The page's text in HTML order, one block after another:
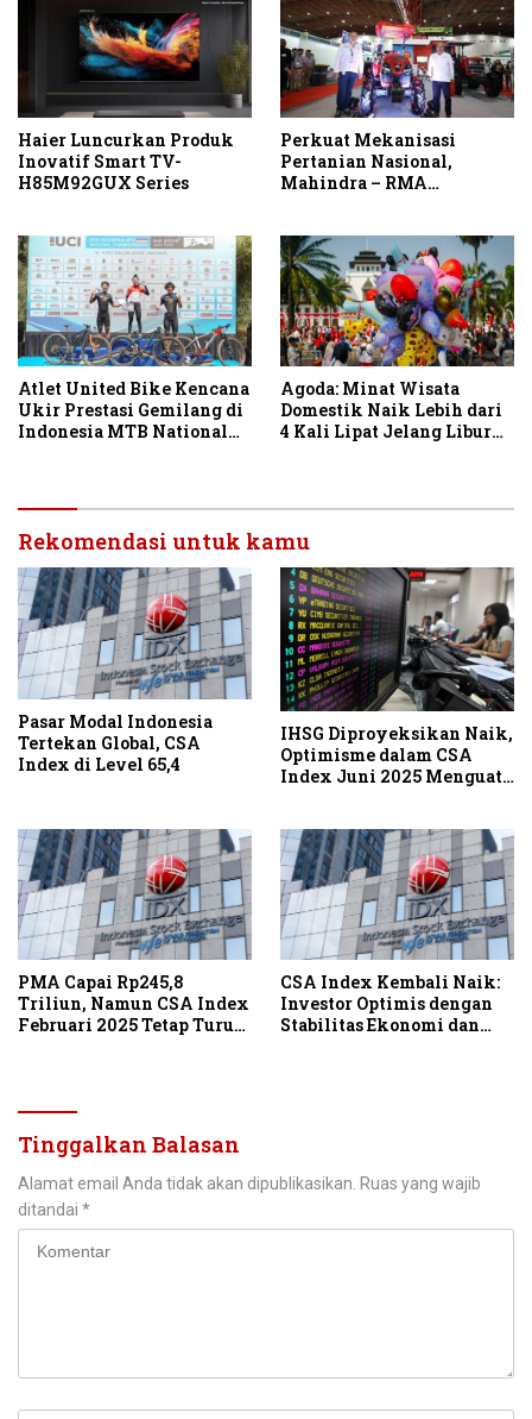
Haier Luncurkan Produk
Inovatif Smart TV-
H85M92GUX Series
Perkuat Mekanisasi
Pertanian Nasional,
Mahindra – RMA
Tingkatkan Produktivitas
Petani Indonesia
Atlet United Bike Kencana
Ukir Prestasi Gemilang di
Indonesia MTB National
Agoda: Minat Wisata
Domestik Naik Lebih dari
4 Kali Lipat Jelang Libur
Rekomendasi untuk kamu
Pasar Modal Indonesia
Tertekan Global, CSA
Index di Level 65,4
IHSG Diproyeksikan Naik,
Optimisme dalam CSA
Index Juni 2025 Menguat
PMA Capai Rp245,8
Triliun, Namun CSA Index
Februari 2025 Tetap Turun,
CSA Index Kembali Naik:
Investor Optimis dengan
Stabilitas Ekonomi dan
Tinggalkan Balasan
Alamat email Anda tidak akan dipublikasikan. Ruas yang wajib
ditandai *